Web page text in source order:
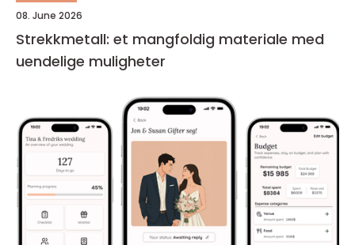
08. June 2026
Strekkmetall: et mangfoldig materiale med
uendelige muligheter